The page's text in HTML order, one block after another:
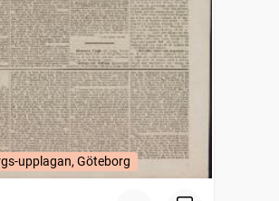
upplagan, Göteborg